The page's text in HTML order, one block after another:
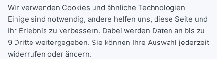
Wir verwenden Cookies und ähnliche Technologien.
Einige sind notwendig, andere helfen uns, diese Seite und
Ihr Erlebnis zu verbessern. Dabei werden Daten an bis zu
9 Dritte weitergegeben. Sie können Ihre Auswahl jederzeit
widerrufen oder ändern.